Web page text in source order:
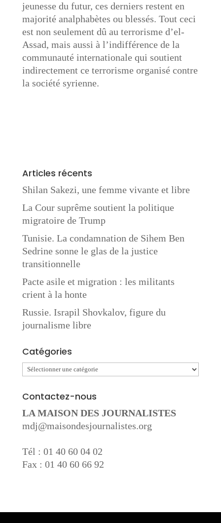
jeunesse du futur, ces derniers restent en
majorité analphabètes ou blessés. Tout ceci
est non seulement dû au terrorisme d’el-
Assad, mais aussi à l’indifférence de la
communauté internationale qui soutient
indirectement ce terrorisme organisé contre
la société syrienne.
Articles récents
Shilan Sakezi, une femme vivante et libre
La Cour suprême soutient la politique
migratoire de Trump
Tunisie. La condamnation de Sihem Ben
Sedrine sonne le glas de la justice
transitionnelle
Pacte asile et migration : les militants
crient à la honte
Russie. Israpil Shovkalov, figure du
journalisme libre
Catégories
Catégories
Contactez-nous
LA MAISON DES JOURNALISTES
mdj@maisondesjournalistes.org
Tél : 01 40 60 04 02
Fax : 01 40 60 66 92